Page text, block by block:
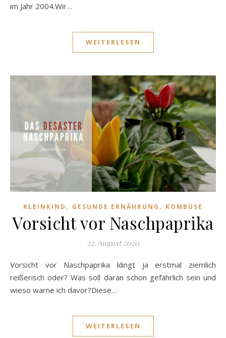
im Jahr 2004.Wir…
WEITERLESEN
KLEINKIND , GESUNDE ERNÄHRUNG , KOMBÜSE
Vorsicht vor Naschpaprika
22. August 2020
Vorsicht vor Naschpaprika klingt ja erstmal ziemlich
reißerisch oder? Was soll daran schon gefährlich sein und
wieso warne ich davor?Diese…
WEITERLESEN